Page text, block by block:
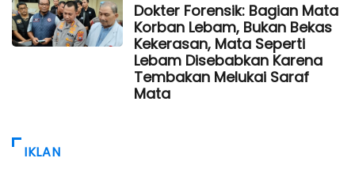
Dokter Forensik: Bagian Mata
Korban Lebam, Bukan Bekas
Kekerasan, Mata Seperti
Lebam Disebabkan Karena
Tembakan Melukai Saraf
Mata
IKLAN